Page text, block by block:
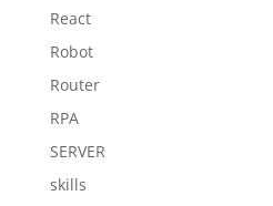
React
Robot
Router
RPA
SERVER
skills